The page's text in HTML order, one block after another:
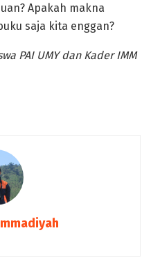
Apakah makna
saja kita enggan?
PAI UMY dan Kader IMM